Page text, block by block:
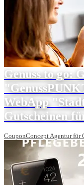
Genuss to go:
WebApp
Gutscheinen
CouponConcept Agentur für